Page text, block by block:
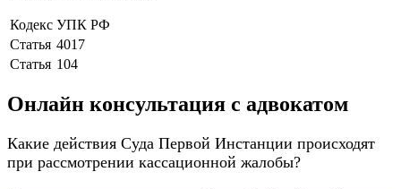
Кодекс УПК РФ
Статья 4017
Статья 104
Онлайн консультация с адвокатом
Какие действия Суда Первой Инстанции происходят
при рассмотрении кассационной жалобы?